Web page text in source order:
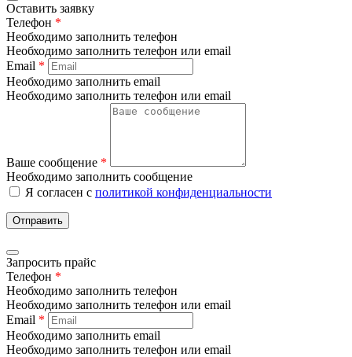
Оставить заявку
Телефон *
Необходимо заполнить телефон
Необходимо заполнить телефон или email
Email *
Необходимо заполнить email
Необходимо заполнить телефон или email
Ваше сообщение *
Необходимо заполнить сообщение
Я согласен с политикой конфиденциальности
Отправить
Запросить прайс
Телефон *
Необходимо заполнить телефон
Необходимо заполнить телефон или email
Email *
Необходимо заполнить email
Необходимо заполнить телефон или email